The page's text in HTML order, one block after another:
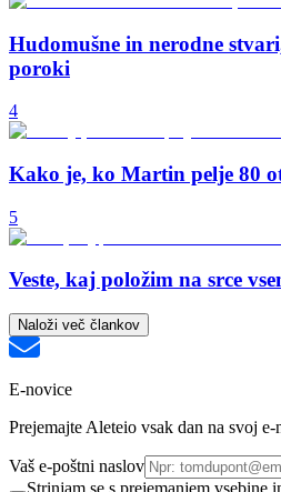
Hudomušne in nerodne
poroki
4
Kako je, ko Martin pelje 80
5
Veste, kaj položim na srce
Naloži več člankov
E-novice
Prejemajte Aleteio vsak dan na svoj e-
Vaš e-poštni naslov